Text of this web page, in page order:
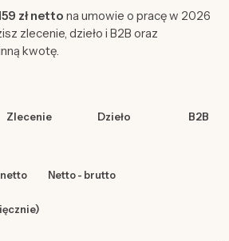
zł netto na umowie o pracę w 2026
zlecenie, dzieło i B2B oraz
kwotę.
Zlecenie Dzieło B2B
Netto - brutto